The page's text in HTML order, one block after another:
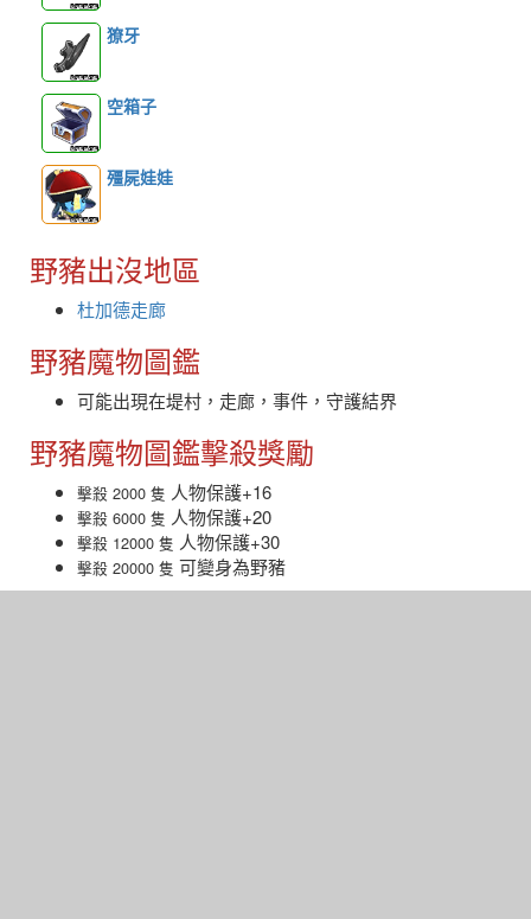
獠牙
空箱子
殭屍娃娃
野豬出沒地區
杜加德走廊
野豬魔物圖鑑
可能出現在堤村，走廊，事件，守護結界
野豬魔物圖鑑擊殺獎勵
擊殺 2000 隻 人物保護+16
擊殺 6000 隻 人物保護+20
擊殺 12000 隻 人物保護+30
擊殺 20000 隻 可變身為野豬